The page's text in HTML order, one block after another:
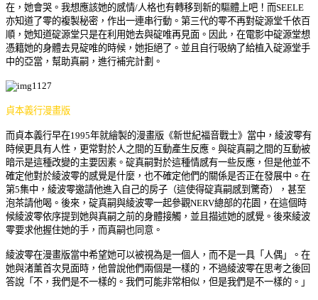
在，她會哭。我想應該她的感情/人格也有轉移到新的驅體上吧！而SEELE
亦知道了零的複製秘密，作出一連串行動。第三代的零不再對碇源堂千依百
順，她知道碇源堂只是在利用她去與碇唯再見面。因此，在電影中碇源堂想
憑籍她的身體去見碇唯的時候，她拒絕了。並且自行吸納了給植入碇源堂手
中的亞當，幫助真嗣，進行補完計劃。
貞本義行漫畫版
而貞本義行早在1995年就繪製的漫畫版《新世紀福音戰士》當中， 綾波零有
時候更具有人性，更常對於人之間的互動產生反應。與碇真嗣之間的互動被
暗示是這種改變的主要因素。碇真嗣對於這種情感有一些反應，但是他並不
確定他對於綾波零的感覺是什麼，也不確定他們的關係是否正在發展中。在
第5集中，綾波零邀請他進入自己的房子（這使得碇真嗣感到驚奇），甚至
泡茶請他喝。後來，碇真嗣與綾波零一起參觀NERV總部的花園，在這個時
候綾波零依序提到她與真嗣之前的身體接觸，並且描述她的感覺。後來綾波
零要求他握住她的手，而真嗣也同意。
綾波零在漫畫版當中希望她可以被視為是一個人，而不是一具「人偶」。在
她與渚薰首次見面時，他曾說他們兩個是一樣的，不過綾波零在思考之後回
答說「不，我們是不一樣的。我們可能非常相似，但是我們是不一樣的。」